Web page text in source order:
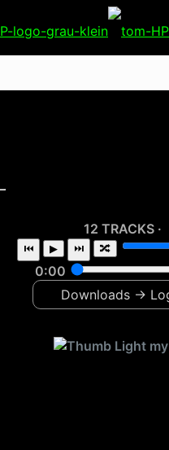
12 TRACKS ·
⏮ ▶ ⏭ 🔀
0:00
Downloads →
Light